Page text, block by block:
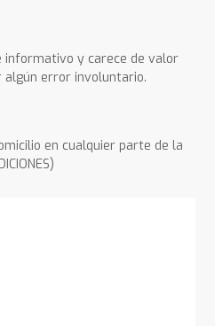
informativo y carece de valor
algún error involuntario.
en cualquier parte de la